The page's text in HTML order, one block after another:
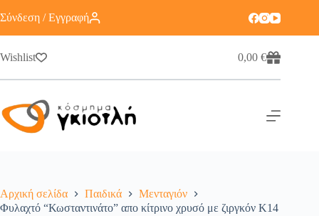
Σύνδεση / Εγγραφή
Wishlist 0,00€
Αρχική σελίδα Παιδικά
Μενταγιόν
Φυλαχτό “Κωσταντινάτο” απο κίτρινο χρυσό με ζιργκόν Κ14